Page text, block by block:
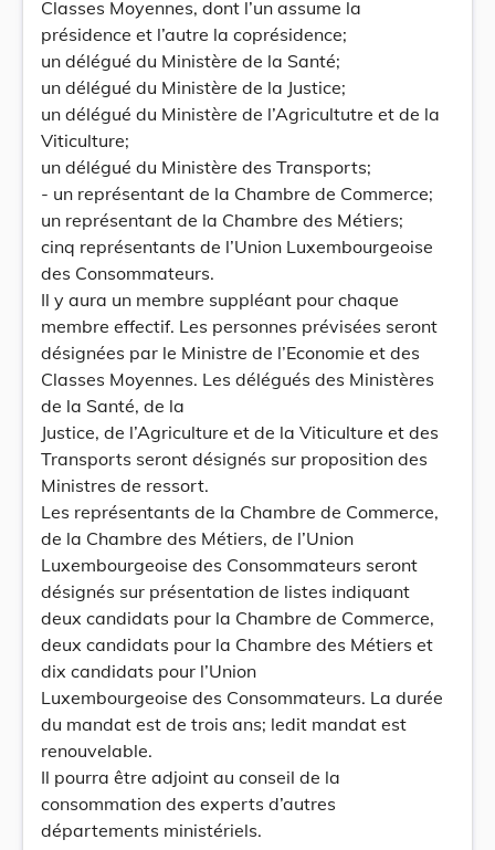
Classes Moyennes, dont l’un assume la
présidence et l’autre la coprésidence;
un délégué du Ministère de la Santé;
un délégué du Ministère de la Justice;
un délégué du Ministère de l’Agricultutre et de la
Viticulture;
un délégué du Ministère des Transports;
- un représentant de la Chambre de Commerce;
un représentant de la Chambre des Métiers;
cinq représentants de l’Union Luxembourgeoise
des Consommateurs.
Il y aura un membre suppléant pour chaque
membre effectif. Les personnes prévisées seront
désignées par le Ministre de l’Economie et des
Classes Moyennes. Les délégués des Ministères
de la Santé, de la
Justice, de l’Agriculture et de la Viticulture et des
Transports seront désignés sur proposition des
Ministres de ressort.
Les représentants de la Chambre de Commerce,
de la Chambre des Métiers, de l’Union
Luxembourgeoise des Consommateurs seront
désignés sur présentation de listes indiquant
deux candidats pour la Chambre de Commerce,
deux candidats pour la Chambre des Métiers et
dix candidats pour l’Union
Luxembourgeoise des Consommateurs. La durée
du mandat est de trois ans; ledit mandat est
renouvelable.
Il pourra être adjoint au conseil de la
consommation des experts d’autres
départements ministériels.